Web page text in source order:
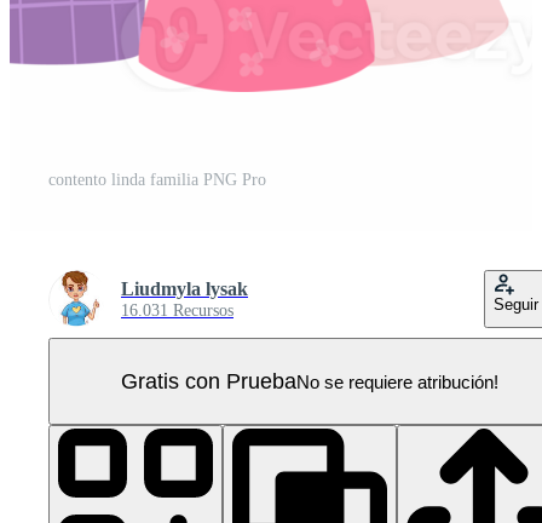
contento linda familia PNG Pro
Liudmyla lysak
16.031 Recursos Seguir
Gratis con PruebaNo se requiere atribución!